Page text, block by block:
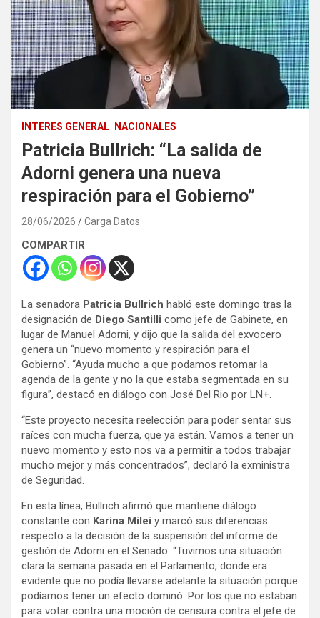
INTERES GENERAL NACIONALES
Patricia Bullrich: “La salida de
Adorni genera una nueva
respiración para el Gobierno”
28/06/2026 Carga Datos
COMPARTIR
La senadora Patricia Bullrich habló este domingo tras la
designación de Diego Santilli como jefe de Gabinete, en
lugar de Manuel Adorni, y dijo que la salida del exvocero
genera un “nuevo momento y respiración para el
Gobierno”. “Ayuda mucho a que podamos retomar la
agenda de la gente y no la que estaba segmentada en su
figura”, destacó en diálogo con José Del Rio por LN+.
“Este proyecto necesita reelección para poder sentar sus
raíces con mucha fuerza, que ya están. Vamos a tener un
nuevo momento y esto nos va a permitir a todos trabajar
mucho mejor y más concentrados”, declaró la exministra
de Seguridad.
En esta línea, Bullrich afirmó que mantiene diálogo
constante con Karina Milei y marcó sus diferencias
respecto a la decisión de la suspensión del informe de
gestión de Adorni en el Senado. “Tuvimos una situación
clara la semana pasada en el Parlamento, donde era
evidente que no podía llevarse adelante la situación porque
podíamos tener un efecto dominó. Por los que no estaban
para votar contra una moción de censura contra el jefe de